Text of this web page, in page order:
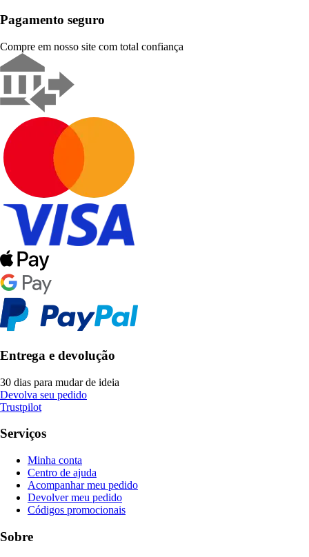
Pagamento seguro
Compre em nosso site com total confiança
Entrega e devolução
30 dias para mudar de ideia
Devolva seu pedido
Trustpilot
Serviços
Minha conta
Centro de ajuda
Acompanhar meu pedido
Devolver meu pedido
Códigos promocionais
Sobre